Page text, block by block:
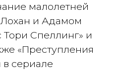
малолетней
и Адамом
Спеллинг» и
«Преступления
в сериале